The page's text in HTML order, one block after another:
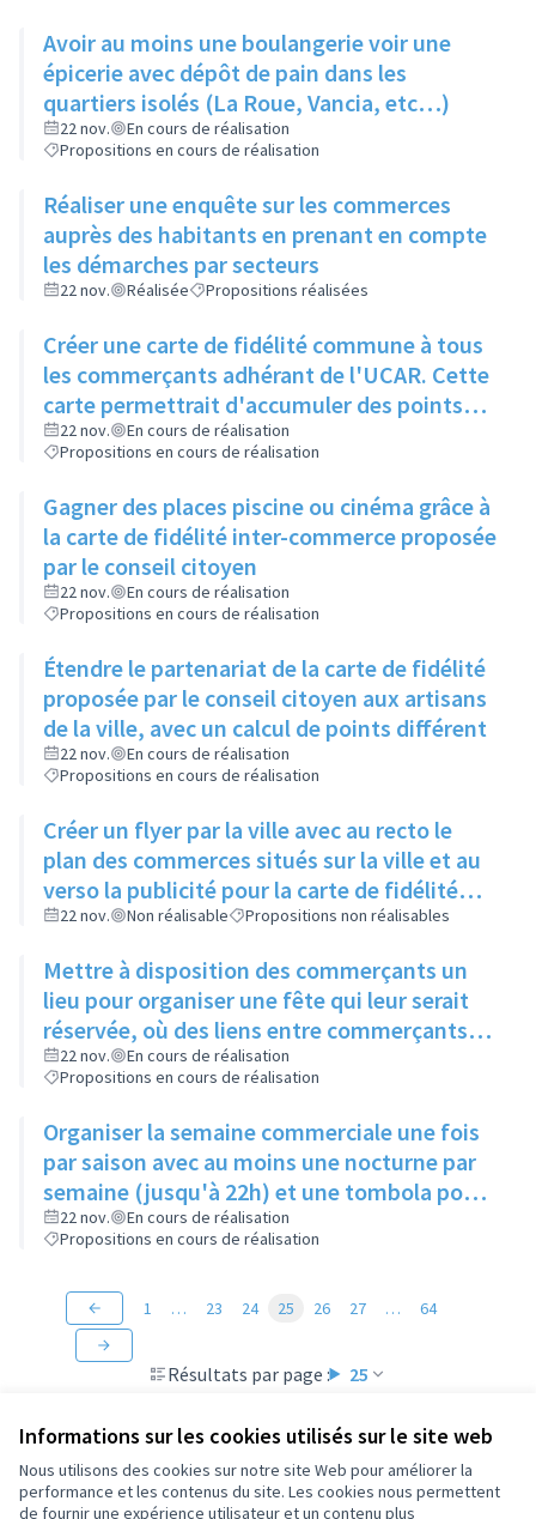
Informations sur les cookies utilisés sur le site web
Nous utilisons des cookies sur notre site Web pour améliorer la
performance et les contenus du site. Les cookies nous permettent
de fournir une expérience utilisateur et un contenu plus
Avoir au moins une boulangerie voir une
épicerie avec dépôt de pain dans les
quartiers isolés (La Roue, Vancia, etc…)
22 nov.
En cours de réalisation
Propositions en cours de réalisation
Réaliser une enquête sur les commerces
auprès des habitants en prenant en compte
les démarches par secteurs
22 nov. Réalisée Propositions réalisées
Créer une carte de fidélité commune à tous
les commerçants adhérant de l'UCAR. Cette
carte permettrait d'accumuler des points
qui se concrétiseraient par un chèque virtuel
utilisable dans n'importe lequel de ces
magasins
22 nov.
En cours de réalisation
Propositions en cours de réalisation
Gagner des places piscine ou cinéma grâce à
la carte de fidélité inter-commerce proposée
par le conseil citoyen
22 nov.
En cours de réalisation
Propositions en cours de réalisation
Étendre le partenariat de la carte de fidélité
proposée par le conseil citoyen aux artisans
de la ville, avec un calcul de points différent
22 nov.
En cours de réalisation
Propositions en cours de réalisation
Créer un flyer par la ville avec au recto le
plan des commerces situés sur la ville et au
verso la publicité pour la carte de fidélité
ainsi que la liste des commerces et artisans
22 nov. Non réalisable Propositions non réalisables
Mettre à disposition des commerçants un
lieu pour organiser une fête qui leur serait
réservée, où des liens entre commerçants
pourraient se créer, et augmenter le nombre
d'adhérents à l'UCAR
22 nov.
En cours de réalisation
Propositions en cours de réalisation
Organiser la semaine commerciale une fois
par saison avec au moins une nocturne par
semaine (jusqu'à 22h) et une tombola pour
gagner des lots des commerçants
22 nov.
En cours de réalisation
Propositions en cours de réalisation
Résultats par page : 25
1 … 23 24 25 26 27 … 64
Conditions d'utilisation